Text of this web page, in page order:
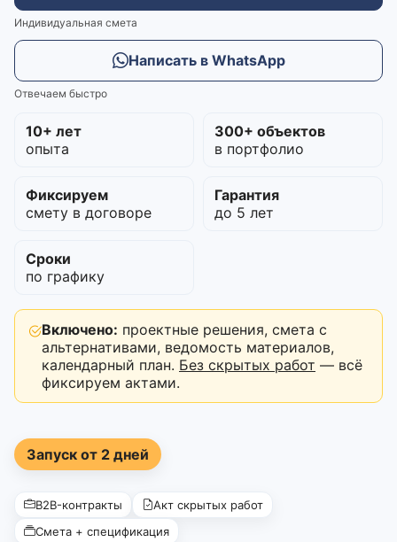
Индивидуальная смета
Написать в WhatsApp
Отвечаем быстро
10+ лет
опыта
300+ объектов
в портфолио
Фиксируем
смету в договоре
Гарантия
до 5 лет
Сроки
по графику
Включено: проектные решения, смета с
альтернативами, ведомость материалов,
календарный план. Без скрытых работ — всё
фиксируем актами.
Запуск от 2 дней
B2B-контракты
Акт скрытых работ
Смета + спецификация